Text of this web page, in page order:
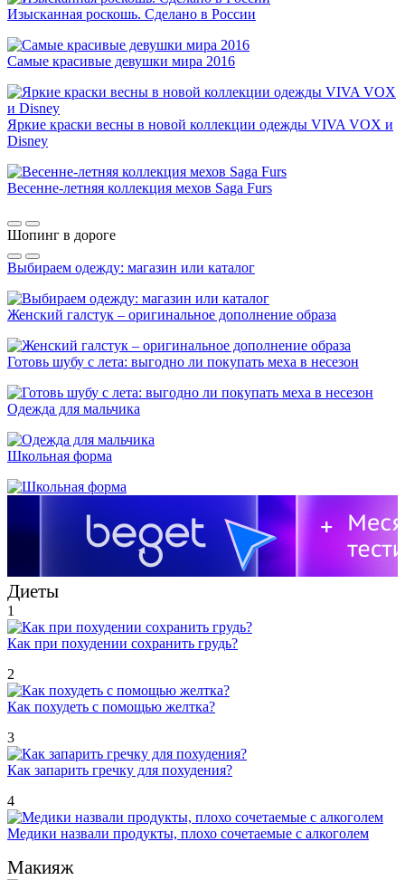
Изысканная роскошь. Сделано в России
Самые красивые девушки мира 2016
Яркие краски весны в новой коллекции одежды VIVA VOX и
Disney
Весенне-летняя коллекция мехов Saga Furs
Шопинг в дороге
Выбираем одежду: магазин или каталог
Женский галстук – оригинальное дополнение образа
Готовь шубу с лета: выгодно ли покупать меха в несезон
Одежда для мальчика
Школьная форма
Диеты
1
Как при похудении сохранить грудь?
2
Как похудеть с помощью желтка?
3
Как запарить гречку для похудения?
4
Медики назвали продукты, плохо сочетаемые с алкоголем
Макияж